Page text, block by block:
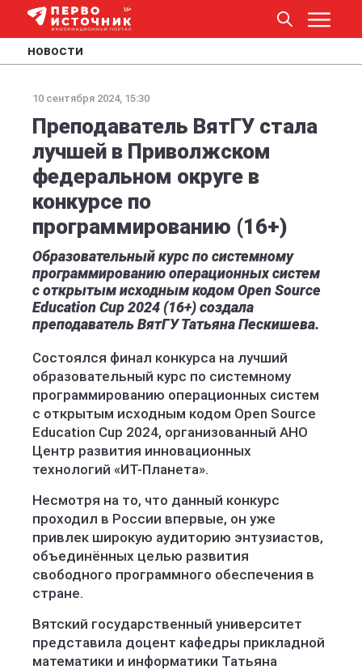
НОВОСТИ
10 сентября 2024, 15:30
Преподаватель ВятГУ стала
лучшей в Приволжском
федеральном округе в
конкурсе по
программированию (16+)
Образовательный курс по системному
программированию операционных систем
с открытым исходным кодом Open Source
Education Cup 2024 (16+) создала
преподаватель ВятГУ Татьяна Пескишева.
Состоялся финал конкурса на лучший
образовательный курс по системному
программированию операционных систем
с открытым исходным кодом Open Source
Education Cup 2024, организованный АНО
Центр развития инновационных
технологий «ИТ-Планета».
Несмотря на то, что данный конкурс
проходил в России впервые, он уже
привлек широкую аудиторию энтузиастов,
объединённых целью развития
свободного программного обеспечения в
стране.
Вятский государственный университет
представила доцент кафедры прикладной
математики и информатики Татьяна